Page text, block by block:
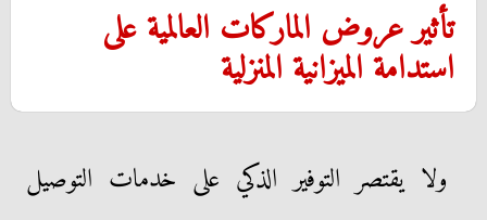
​تأثير عروض الماركات العالمية على
استدامة الميزانية المنزلية
​ولا يقتصر التوفير الذكي على خدمات التوصيل